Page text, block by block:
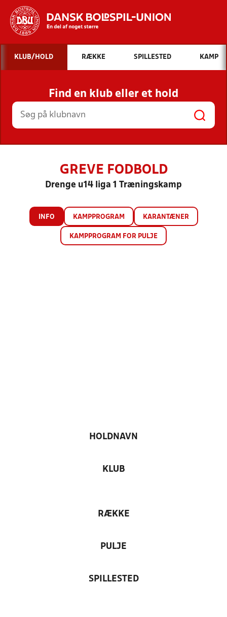
Hvad vil du søge efter?
INDHOLD OG NYHEDER
STILLINGER, RESULTATER, KLUBBER OG
HOLD
KLUB/HOLD RÆKKE SPILLESTED KAMP
Find en klub eller et hold
GREVE FODBOLD
Drenge u14 liga 1 Træningskamp
INFO KAMPPROGRAM KARANTÆNER
KAMPPROGRAM FOR PULJE
HOLDNAVN
KLUB
RÆKKE
PULJE
SPILLESTED